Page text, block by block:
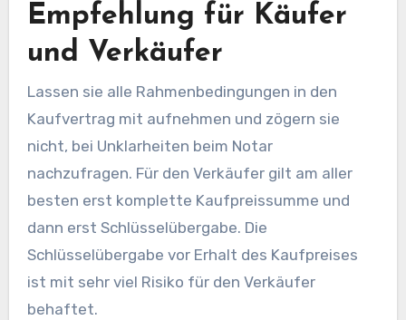
Empfehlung für Käufer
und Verkäufer
Lassen sie alle Rahmenbedingungen in den
Kaufvertrag mit aufnehmen und zögern sie
nicht, bei Unklarheiten beim Notar
nachzufragen. Für den Verkäufer gilt am aller
besten erst komplette Kaufpreissumme und
dann erst Schlüsselübergabe. Die
Schlüsselübergabe vor Erhalt des Kaufpreises
ist mit sehr viel Risiko für den Verkäufer
behaftet.